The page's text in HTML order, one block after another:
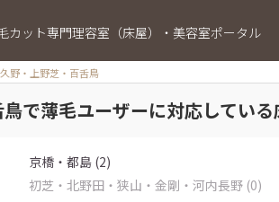
カット専門理容室（床屋）・美容室ポータル
野・上野芝・百舌鳥
で薄毛ユーザーに対応してい
京橋・都島 (2)
初芝・北野田・狭山・金剛・河内長野 (0)